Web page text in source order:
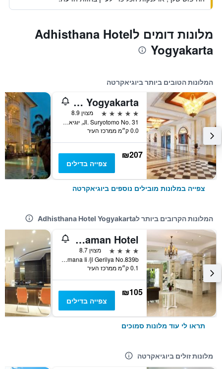
מלונות דומים לAdhisthana Hotel
Yogyakarta
המלונות הטובים ביותר ביוגיאקרטה
Melia Purosani Yogyakarta
5 כוכבים
מצוין 8.9
Jl. Suryotomo No. 31, יוגיאקרטה, אינדונזיה
0.0 ק״מ ממרכז העיר
₪207
צפייה בדילים
צפייה במלונות מובילים נוספים ביוגיאקרטה
המלונות הקרובים ביותר לAdhisthana Hotel Yogyakarta
Gallery Prawirotaman Hotel
4 כוכבים
מצוין 8.7
Jl. Prawirotamana Ii /jl Gerilya No.839b, יוגיאקרטה, אינדונזיה
0.1 ק״מ ממרכז העיר
₪105
צפייה בדילים
תראו לי עוד מלונות סמוכים
מלונות זולים ביוגיאקרטה